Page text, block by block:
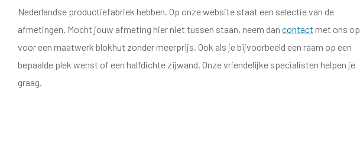
Nederlandse productiefabriek hebben. Op onze website staat een selectie van de
afmetingen. Mocht jouw afmeting hier niet tussen staan, neem dan contact met ons op
voor een maatwerk blokhut zonder meerprijs. Ook als je bijvoorbeeld een raam op een
bepaalde plek wenst of een halfdichte zijwand. Onze vriendelijke specialisten helpen je
graag.